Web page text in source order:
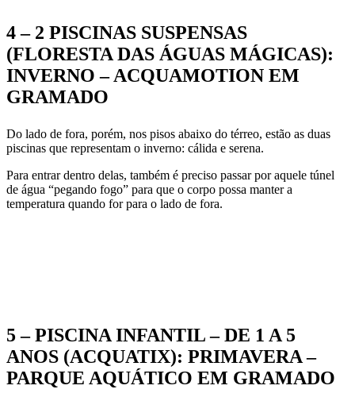
4 – 2 PISCINAS SUSPENSAS
(FLORESTA DAS ÁGUAS MÁGICAS):
INVERNO – ACQUAMOTION EM
GRAMADO
Do lado de fora, porém, nos pisos abaixo do térreo, estão as duas
piscinas que representam o inverno: cálida e serena.
Para entrar dentro delas, também é preciso passar por aquele túnel
de água “pegando fogo” para que o corpo possa manter a
temperatura quando for para o lado de fora.
5 – PISCINA INFANTIL – DE 1 A 5
ANOS (ACQUATIX): PRIMAVERA –
PARQUE AQUÁTICO EM GRAMADO